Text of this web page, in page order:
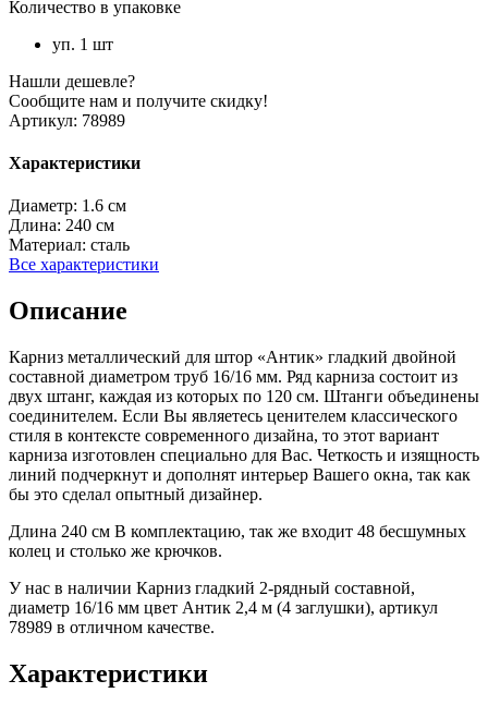
Количество в упаковке
уп. 1 шт
Нашли дешевле?
Сообщите нам и получите скидку!
Артикул: 78989
Характеристики
Диаметр: 1.6 см
Длина: 240 см
Материал: сталь
Все характеристики
Описание
Карниз металлический для штор «Антик» гладкий двойной
составной диаметром труб 16/16 мм. Ряд карниза состоит из
двух штанг, каждая из которых по 120 см. Штанги объединены
соединителем. Если Вы являетесь ценителем классического
стиля в контексте современного дизайна, то этот вариант
карниза изготовлен специально для Вас. Четкость и изящность
линий подчеркнут и дополнят интерьер Вашего окна, так как
бы это сделал опытный дизайнер.
Длина 240 см В комплектацию, так же входит 48 бесшумных
колец и столько же крючков.
У нас в наличии Карниз гладкий 2-рядный составной,
диаметр 16/16 мм цвет Антик 2,4 м (4 заглушки), артикул
78989 в отличном качестве.
Характеристики